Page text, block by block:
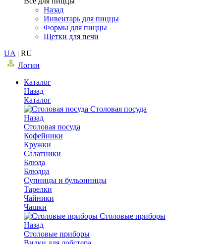
Назад
Инвентарь для пиццы
Формы для пиццы
Щетки для печи
UA | RU
Логин
Каталог
Назад
Каталог
Столовая посуда
Назад
Столовая посуда
Кофейники
Кружки
Салатники
Блюда
Блюдца
Супницы и бульонницы
Тарелки
Чайники
Чашки
Cтоловые приборы
Назад
Cтоловые приборы